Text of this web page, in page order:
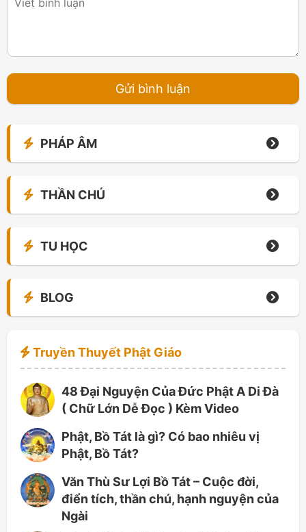
PHÁP ÂM
THẦN CHÚ
TU HỌC
BLOG
Truyền Thuyết Phật Giáo
48 Đại Nguyện Của Đức Phật A Di Đà
( Chữ Lớn Dễ Đọc ) Kèm Video
Phật, Bồ Tát là gì? Có bao nhiêu vị
Phật, Bồ Tát?
Văn Thù Sư Lợi Bồ Tát – Cuộc đời,
điển tích, thần chú, hạnh nguyện của
Ngài